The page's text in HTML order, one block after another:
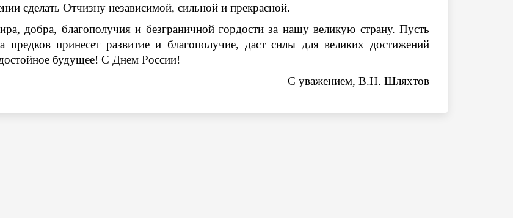
сделать Отчизну независимой, сильной и прекрасной.
добра, благополучия и безграничной гордости за нашу великую страну. Пусть
предков принесет развитие и благополучие, даст силы для великих достижений
будущее! С Днем России!
С уважением, В.Н. Шляхтов